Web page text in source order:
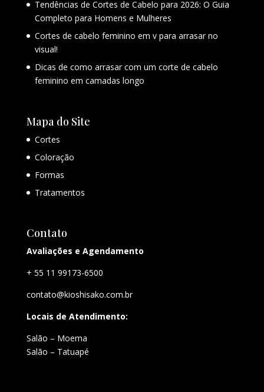
Tendências de Cortes de Cabelo para 2026: O Guia
Completo para Homens e Mulheres
Cortes de cabelo feminino em v para arrasar no
visual!
Dicas de como arrasar com um corte de cabelo
feminino em camadas longo
Mapa do Site
Cortes
Coloração
Formas
Tratamentos
Contato
Avaliações e Agendamento
+ 55 11 99173-6500
contato@kioshisako.com.br
Locais de Atendimento:
Salão – Moema
Salão – Tatuapé